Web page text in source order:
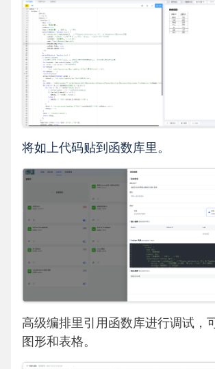
将如上代码贴到函数库里。
高级编排里引用函数库进行调试，
图形和表格。